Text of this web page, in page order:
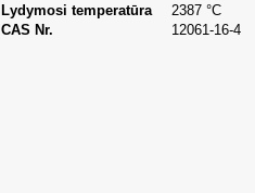
Lydymosi temperatūra
2387 °C
CAS Nr.
12061-16-4